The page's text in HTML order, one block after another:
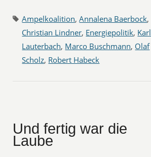
Ampelkoalition,Annalena Baerbock,
Christian Lindner, Energiepolitik, Karl
Lauterbach, Marco Buschmann, Olaf
Scholz, Robert Habeck
Und fertig war die
Laube